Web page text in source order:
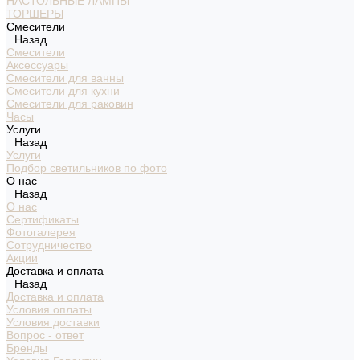
ТОРШЕРЫ
Смесители
Назад
Смесители
Аксессуары
Смесители для ванны
Смесители для кухни
Смесители для раковин
Часы
Услуги
Назад
Услуги
Подбор светильников по фото
О нас
Назад
О нас
Сертификаты
Фотогалерея
Сотрудничество
Акции
Доставка и оплата
Назад
Доставка и оплата
Условия оплаты
Условия доставки
Вопрос - ответ
Бренды